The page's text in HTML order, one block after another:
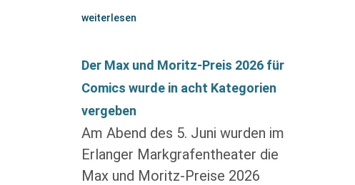
weiterlesen
Der Max und Moritz-Preis 2026 für
Comics wurde in acht Kategorien
vergeben
Am Abend des 5. Juni wurden im
Erlanger Markgrafentheater die
Max und Moritz-Preise 2026